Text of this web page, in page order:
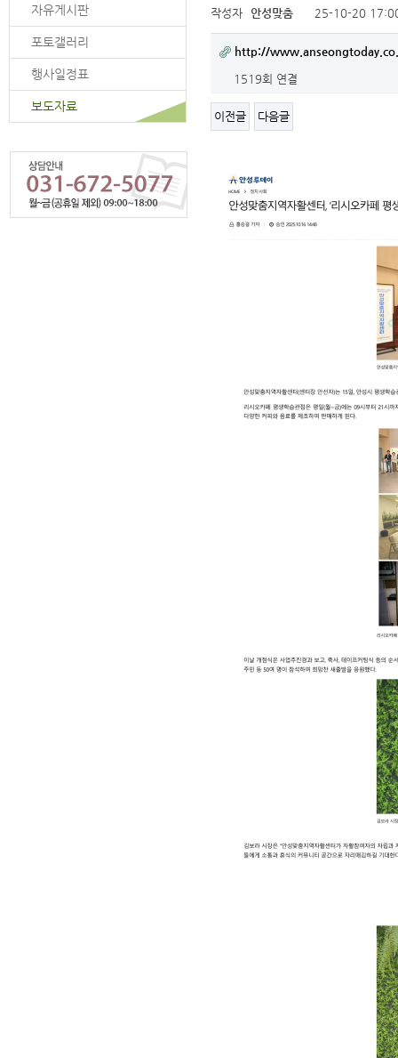
자유게시판
포토갤러리
행사일정표
보도자료
작성자 안성맞춤 25-10-20
http://
1519회 연결
이전글 다음글